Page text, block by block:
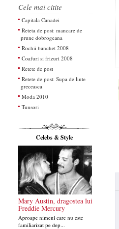
Cele mai citite
Capitala Canadei
Reteta de post: mancare de
prune dobrogeana
Rochii banchet 2008
Coafuri si frizuri 2008
Retete de post
Retete de post: Supa de linte
greceasca
Moda 2010
Tunsori
Celebs & Style
Mary Austin, dragostea lui
Freddie Mercury
Aproape nimeni care nu este
familiarizat pe dep...